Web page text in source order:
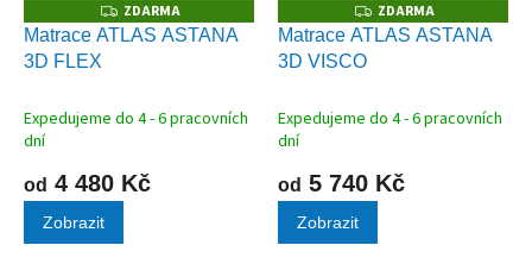
Z
D
A
ZDARMA
Matrace ATLAS ASTANA
3D FLEX
Expedujeme do 4 - 6 pracovních
dní
od 4 480 Kč
Zobrazit
Z
D
A
ZDARMA
Matrace ATLAS ASTANA
3D VISCO
Expedujeme do 4 - 6 pracovních
dní
od 5 740 Kč
Zobrazit